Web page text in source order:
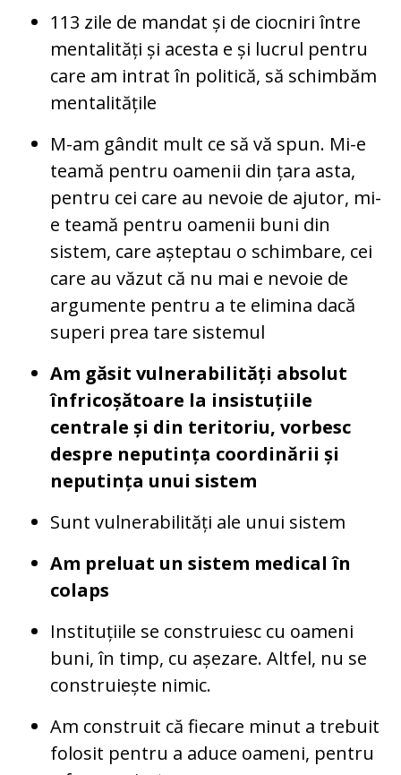
113 zile de mandat și de ciocniri între
mentalități și acesta e și lucrul pentru
care am intrat în politică, să schimbăm
mentalitățile
M-am gândit mult ce să vă spun. Mi-e
teamă pentru oamenii din țara asta,
pentru cei care au nevoie de ajutor, mi-
e teamă pentru oamenii buni din
sistem, care așteptau o schimbare, cei
care au văzut că nu mai e nevoie de
argumente pentru a te elimina dacă
superi prea tare sistemul
Am găsit vulnerabilități absolut
înfricoșătoare la insistuțiile
centrale și din teritoriu, vorbesc
despre neputința coordinării și
neputința unui sistem
Sunt vulnerabilități ale unui sistem
Am preluat un sistem medical în
colaps
Instituțiile se construiesc cu oameni
buni, în timp, cu așezare. Altfel, nu se
construiește nimic.
Am construit că fiecare minut a trebuit
folosit pentru a aduce oameni, pentru